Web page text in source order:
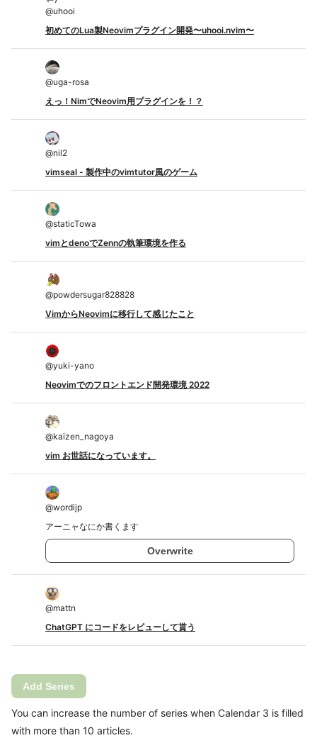
@uhooi
初めてのLua製Neovimプラグイン開発〜uhooi.nvim〜
@uga-rosa
えっ！NimでNeovim用プラグインを！？
@nil2
vimseal - 製作中のvimtutor風のゲーム
@staticTowa
vimとdenoでZennの執筆環境を作る
@powdersugar828828
VimからNeovimに移行して感じたこと
@yuki-yano
Neovimでのフロントエンド開発環境 2022
@kaizen_nagoya
vim お世話になっています。
@wordijp
アーニャなにか書くます
Overwrite
@mattn
ChatGPT にコードをレビューして貰う
Add Series
You can increase the number of series when Calendar 3 is filled
with more than 10 articles.